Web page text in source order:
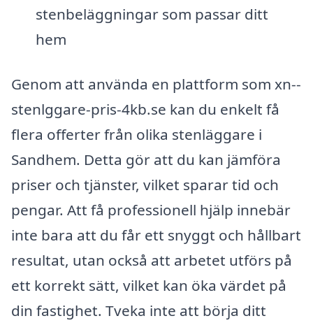
stenbeläggningar som passar ditt
hem
Genom att använda en plattform som xn--
stenlggare-pris-4kb.se kan du enkelt få
flera offerter från olika stenläggare i
Sandhem. Detta gör att du kan jämföra
priser och tjänster, vilket sparar tid och
pengar. Att få professionell hjälp innebär
inte bara att du får ett snyggt och hållbart
resultat, utan också att arbetet utförs på
ett korrekt sätt, vilket kan öka värdet på
din fastighet. Tveka inte att börja ditt